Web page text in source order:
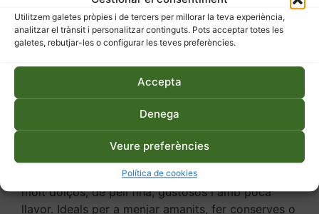
Utilitzem galetes pròpies i de tercers per millorar la teva experiència,
analitzar el trànsit i personalitzar continguts. Pots acceptar totes les
galetes, rebutjar-les o configurar les teves preferències.
Accepta
Denega
Veure preferències
Política de cookies
Descripció
Descripció
Planter de Tomàquet llarg de Benissili.
Benissili (País Valencià). Varietat que fa uns fruits
molt dolços, de pell fina, gustosos i amb poca
llavor. Ideals per a menjar amanits, fer conserves o